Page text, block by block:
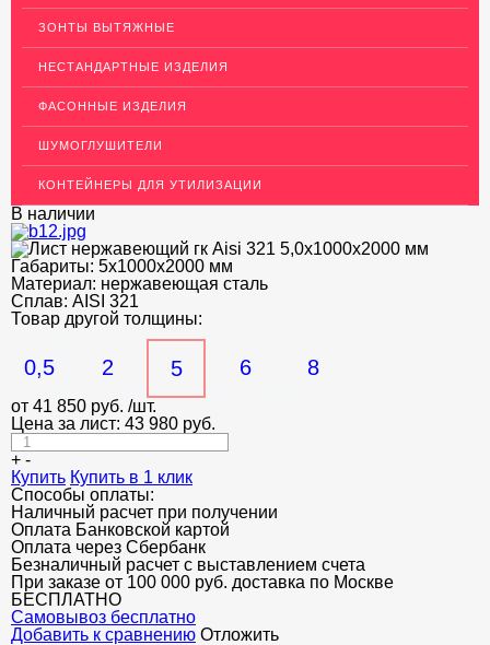
Сетка из нержавейки
МЕДНЫЙ ПРОКАТ
ЛАТУННЫЙ ПРОКАТ
ДЕКОР НЕРЖАВЕЙКА
ОГРАЖДЕНИЯ ДЛЯ ЛЕСТНИЦ
ЭЛЕКТРОДЫ
ДЕКОРАТИВНЫЙ УГОЛОК
МЕТАЛЛИЧЕСКИЕ ПОРОГИ НАПОЛЬНЫЕ (ДЛЯ ПОЛА),
РАСКЛАДКА, ПЛИНТУС
АКЦИИ
НЕДОРОГОЙ МЕТАЛЛОПРОКАТ
ЗОНТЫ ВЫТЯЖНЫЕ
НЕСТАНДАРТНЫЕ ИЗДЕЛИЯ
ФАСОННЫЕ ИЗДЕЛИЯ
ШУМОГЛУШИТЕЛИ
КОНТЕЙНЕРЫ ДЛЯ УТИЛИЗАЦИИ
В наличии
Габариты: 5х1000х2000 мм
Материал: нержавеющая сталь
Сплав: AISI 321
Товар другой толщины:
0,5 2 5 6 8
от 41 850 руб. /шт.
Цена за лист: 43 980 руб.
+ -
Купить Купить в 1 клик
Способы оплаты:
Наличный расчет при получении
Оплата Банковской картой
Оплата через Сбербанк
Безналичный расчет с выставлением счета
При заказе от 100 000 руб. доставка по Москве
БЕСПЛАТНО
Cамовывоз бесплатно
Добавить к сравнению Отложить